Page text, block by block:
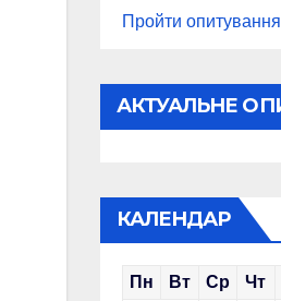
Пройти опитування
АКТУАЛЬНЕ
КАЛЕНДАР
Пн Вт Ср Чт